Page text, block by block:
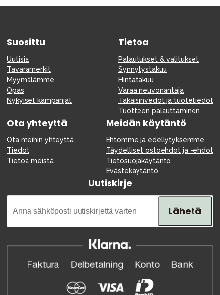
Suosittu
Uutisia
Tavaramerkit
Myymälämme
Opas
Nykyiset kampanjat
Tietoa
Palautukset & valitukset
Synnytystakuu
Hintatakuu
Varaa neuvonantaja
Takaisinvedot ja tuotetiedot
Tuotteen palauttaminen
Ota yhteyttä
Ota meihin yhteyttä
Tiedot
Tietoa meistä
Meidän käytäntö
Ehtomme ja edellytyksemme
Täydelliset ostoehdot ja -ehdot
Tietosuojakäytäntö
Evästekäytäntö
Uutiskirje
Lähetä